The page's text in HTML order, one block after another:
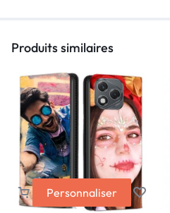
Produits similaires
Personnaliser